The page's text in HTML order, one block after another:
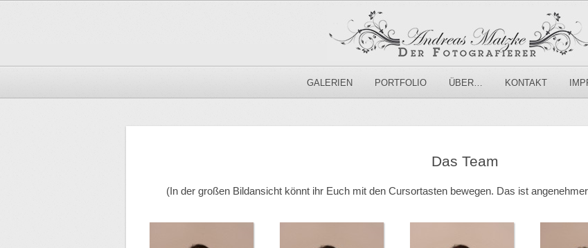
GALERIEN PORTFOLIO ÜBER… KONTAKT
Das Team
(In der großen Bildansicht könnt ihr Euch mit den Cursortasten bewegen. Das ist